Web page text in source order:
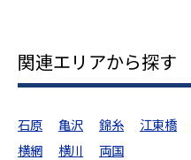
関連エリアから探す
石原 亀沢 錦糸 江東橋
横網
横川 両国